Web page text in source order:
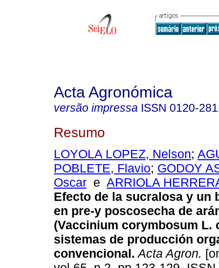
Acta Agronómica
versão impressa ISSN 0120-
Resumo
LOYOLA LOPEZ, Nelson;
POBLETE, Flavio; GODOY
Oscar e ARRIOLA
Efecto de la sucralosa y un
en pre-y poscosecha de
(Vaccinium corymbosum L.
sistemas de producción
convencional. Acta Agron.